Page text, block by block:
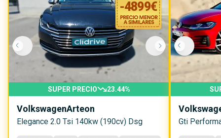
-4899€
SUPER PRECIO 23.44%
VolkswagenArteon
Elegance 2.0 Tsi 140kw (190cv) Dsg